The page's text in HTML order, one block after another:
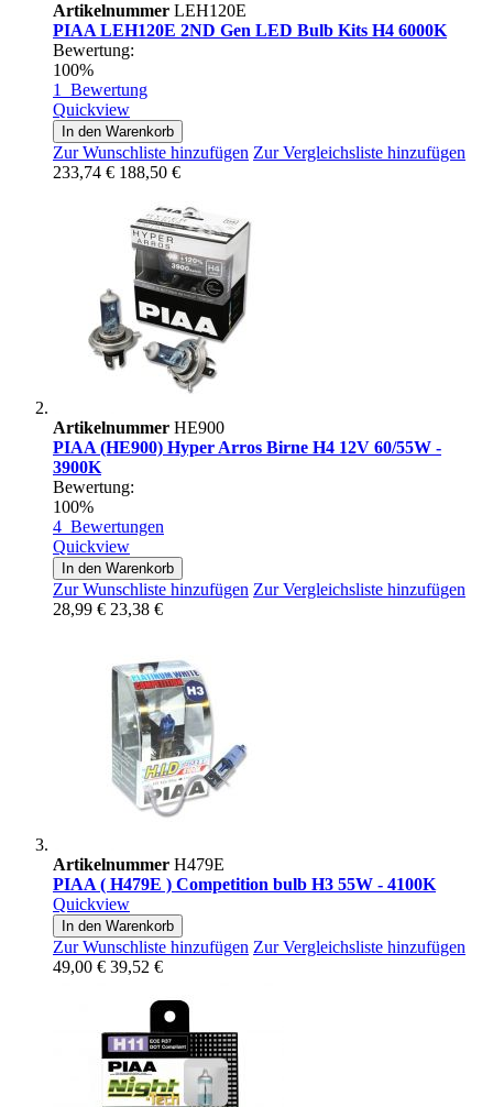
Artikelnummer LEH120E
PIAA LEH120E 2ND Gen LED Bulb Kits H4 6000K
Bewertung:
100%
1 Bewertung
Quickview
In den Warenkorb
Zur Wunschliste hinzufügen Zur Vergleichsliste hinzufügen
233,74 € 188,50 €
Artikelnummer HE900
PIAA (HE900) Hyper Arros Birne H4 12V 60/55W -
3900K
Bewertung:
100%
4 Bewertungen
Quickview
In den Warenkorb
Zur Wunschliste hinzufügen Zur Vergleichsliste hinzufügen
28,99 € 23,38 €
Artikelnummer H479E
PIAA ( H479E ) Competition bulb H3 55W - 4100K
Quickview
In den Warenkorb
Zur Wunschliste hinzufügen Zur Vergleichsliste hinzufügen
49,00 € 39,52 €